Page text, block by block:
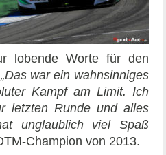
lobende Worte für den
„Das war ein wahnsinniges
Kampf am Limit. Ich
letzten Runde und alles
unglaublich viel Spaß
Champion von 2013.